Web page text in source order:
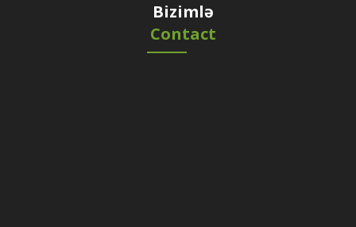
Bizimlə
Contact